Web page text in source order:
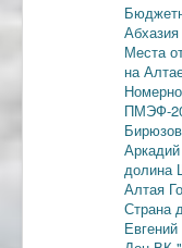
Абхазия
Места
на
ПМЭФ-
долина
Алтая
Страна